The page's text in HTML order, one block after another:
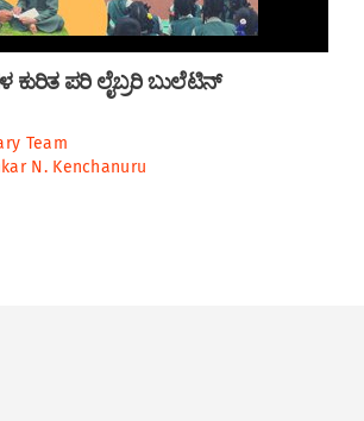
ಕುರಿತ ಪರಿ ಲೈಬ್ರರಿ ಬುಲೆಟಿನ್‌
Team
N. Kenchanuru